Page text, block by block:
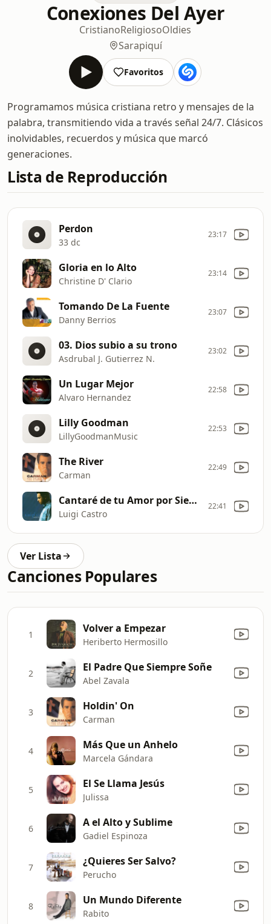
Conexiones Del Ayer
CristianoReligiosoOldies
Sarapiquí
Favoritos
Programamos música cristiana retro y mensajes de la
palabra, transmitiendo vida a través señal 24/7. Clásicos
inolvidables, recuerdos y música que marcó
generaciones.
Lista de Reproducción
Perdon
33 dc
23:17
Gloria en lo Alto
Christine D' Clario
23:14
Tomando De La Fuente
Danny Berrios
23:07
03. Dios subio a su trono
Asdrubal J. Gutierrez N.
23:02
Un Lugar Mejor
Alvaro Hernandez
22:58
Lilly Goodman
LillyGoodmanMusic
22:53
The River
Carman
22:49
Cantaré de tu Amor por Siempre (Live)
Luigi Castro
22:41
Ver Lista
Canciones Populares
1 Volver a Empezar
Heriberto Hermosillo
2 El Padre Que Siempre Soñe
Abel Zavala
3 Holdin' On
Carman
4 Más Que un Anhelo
Marcela Gándara
5 El Se Llama Jesús
Julissa
6 A el Alto y Sublime
Gadiel Espinoza
7 ¿Quieres Ser Salvo?
Perucho
8 Un Mundo Diferente
Rabito